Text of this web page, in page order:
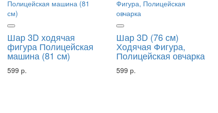
Шар 3D ходячая
фигура Полицейская
машина (81 см)
599 р.
Шар 3D (76 см)
Ходячая Фигура,
Полицейская овчарка
599 р.